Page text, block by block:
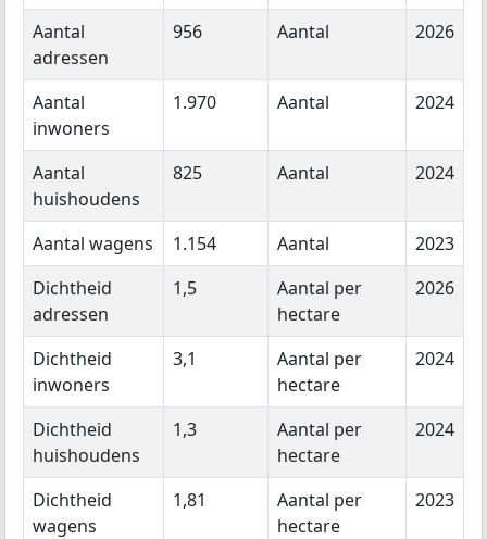
Aantal
adressen
956 Aantal 2026
Aantal
inwoners
1.970 Aantal 2024
Aantal
huishoudens
825 Aantal 2024
Aantal wagens 1.154 Aantal
2023
Dichtheid
adressen
1,5
Aantal per
hectare
2026
Dichtheid
inwoners
3,1
Aantal per
hectare
2024
Dichtheid
huishoudens
1,3
Aantal per
hectare
2024
Dichtheid
wagens
1,81
Aantal per
hectare
2023